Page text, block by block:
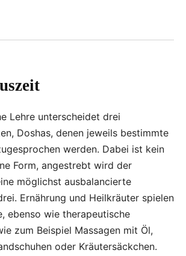
Lehre unterscheidet drei
Doshas, denen jeweils bestimmte
werden. Dabei ist kein
Form, angestrebt wird der
möglichst ausbalancierte
Ernährung und Heilkräuter spielen
ebenso wie therapeutische
zum Beispiel Massagen mit Öl,
oder Kräutersäckchen.